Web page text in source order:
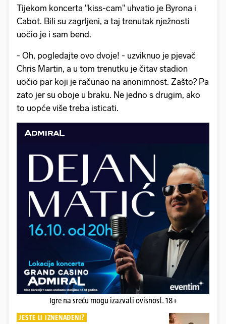
Tijekom koncerta "kiss-cam" uhvatio je Byrona i
Cabot. Bili su zagrljeni, a taj trenutak nježnosti
uočio je i sam bend.
- Oh, pogledajte ovo dvoje! - uzviknuo je pjevač
Chris Martin, a u tom trenutku je čitav stadion
uočio par koji je računao na anonimnost. Zašto? Pa
zato jer su oboje u braku. Ne jedno s drugim, ako
to uopće više treba isticati.
Igre na sreću mogu izazvati ovisnost. 18+
JESTE LI IZNENAĐENI?